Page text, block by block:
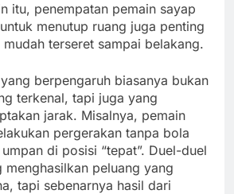
itu, penempatan pemain sayap
menutup ruang juga penting
terseret sampai belakang.
berpengaruh biasanya bukan
terkenal, tapi juga yang
jarak. Misalnya, pemain
pergerakan tanpa bola
di posisi “tepat”. Duel-duel
menghasilkan peluang yang
tapi sebenarnya hasil dari